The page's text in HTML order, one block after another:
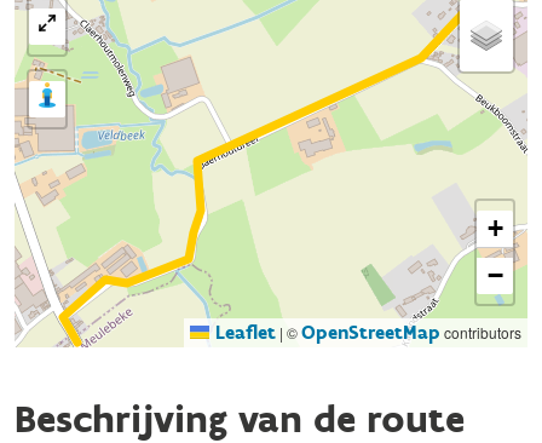
+
−
Leaflet | ©OpenStreetMap contributors
Beschrijving van de route